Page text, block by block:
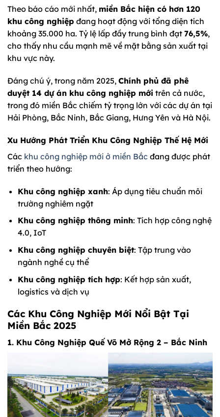
Theo báo cáo mới nhất, miền Bắc hiện có hơn 120
khu công nghiệp đang hoạt động với tổng diện tích
khoảng 35.000 ha. Tỷ lệ lấp đầy trung bình đạt 76,5%,
cho thấy nhu cầu mạnh mẽ về mặt bằng sản xuất tại
khu vực này.
Đáng chú ý, trong năm 2025, Chính phủ đã phê
duyệt 14 dự án khu công nghiệp mới trên cả nước,
trong đó miền Bắc chiếm tỷ trọng lớn với các dự án tại
Hải Phòng, Bắc Ninh, Bắc Giang, Hưng Yên và Hà Nội.
Xu Hướng Phát Triển Khu Công Nghiệp Thế Hệ Mới
Các khu công nghiệp mới ở miền Bắc đang được phát
triển theo hướng:
Khu công nghiệp xanh: Áp dụng tiêu chuẩn môi
trường nghiêm ngặt
Khu công nghiệp thông minh: Tích hợp công nghệ
4.0, IoT
Khu công nghiệp chuyên biệt: Tập trung vào
ngành nghề cụ thể
Khu công nghiệp tích hợp: Kết hợp sản xuất,
logistics và dịch vụ
Các Khu Công Nghiệp Mới Nổi Bật Tại
Miền Bắc 2025
1. Khu Công Nghiệp Quế Võ Mở Rộng 2 – Bắc Ninh